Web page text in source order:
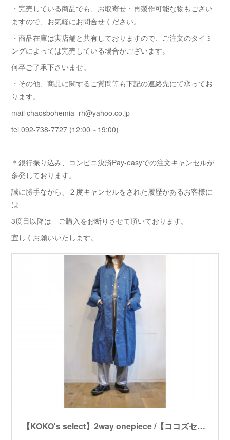
・完売している商品でも、お取寄せ・再製作可能な物もござい
ますので、お気軽にお問合せください。
・商品在庫は実店舗と共有しておりますので、ご注文のタイミ
ングによっては完売している場合がございます。
何卒ご了承下さいませ。
・その他、商品に関するご質問等も下記の連絡先にて承ってお
ります。
mail chaosbohemia_rh@yahoo.co.jp
tel 092-738-7727 (12:00～19:00)
＊銀行振り込み、コンビニ決済Pay-easyでの注文キャンセルが
多発しております。
誠に勝手ながら、２度キャンセルをされた履歴があるお客様に
は
3度目以降は ご購入をお断りさせて頂いております。
宜しくお願いいたします。
【KOKO's select】2way onepiece /【ココズセレクト】２ウェイワンピース